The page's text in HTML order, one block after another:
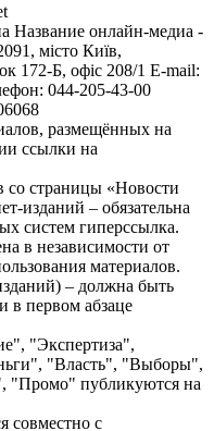
Название онлайн-медиа -
місто Київ,
Б, офіс 208/1 E-mail:
044-205-43-00
размещённых на
ссылки на
со страницы «Новости
изданий – обязательна
систем гиперссылка.
в независимости от
материалов.
– должна быть
в первом абзаце
"Экспертиза",
"Власть", "Выборы",
"Промо" публикуются на
совместно с